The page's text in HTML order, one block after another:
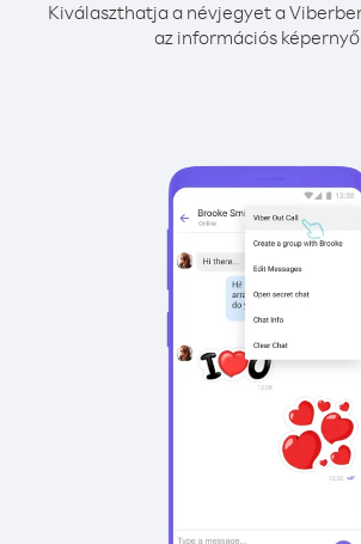
Kiválaszthatja a névjegyet a
az információs